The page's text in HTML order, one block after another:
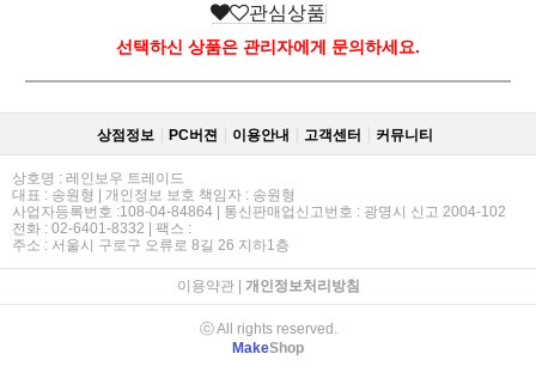
관심상품
선택하신 상품은 관리자에게 문의하세요.
상점정보 PC버젼 이용안내 고객센터 커뮤니티
상호명 : 레인보우 트레이드
대표 : 송원형 | 개인정보 보호 책임자 : 송원형
사업자등록번호 :108-04-84864 | 통신판매업신고번호 : 광명시 신고 2004-102
전화 : 02-6401-8332 | 팩스 :
주소 : 서울시 구로구 오류로 8길 26 지하1층
이용약관| 개인정보처리방침
ⓒ All rights reserved.
MakeShop